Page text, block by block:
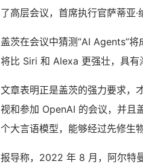
了高层会议，首席执行官萨蒂亚
盖茨在会议中猜测“AI Agents”
将比 Siri 和 Alexa 更强壮，具有
文章表明正是盖茨的强力要求，
视和参加 OpenAI 的会议，并且
个大言语模型，能够经过先修生
报导称，2022 年 8 月，阿尔特